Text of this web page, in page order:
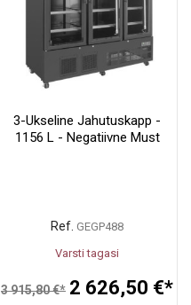
3-Ukseline Jahutuskapp -
1156 L - Negatiivne Must
Ref. GEGP488
Varsti tagasi
3 915,80 €* 2 626,50 €*